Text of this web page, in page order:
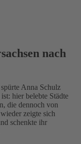
nach
Anna Schulz
hier belebte Städte
die dennoch von
zeigte sich
schenkte ihr